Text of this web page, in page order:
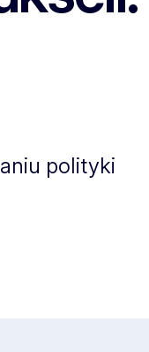
polityki